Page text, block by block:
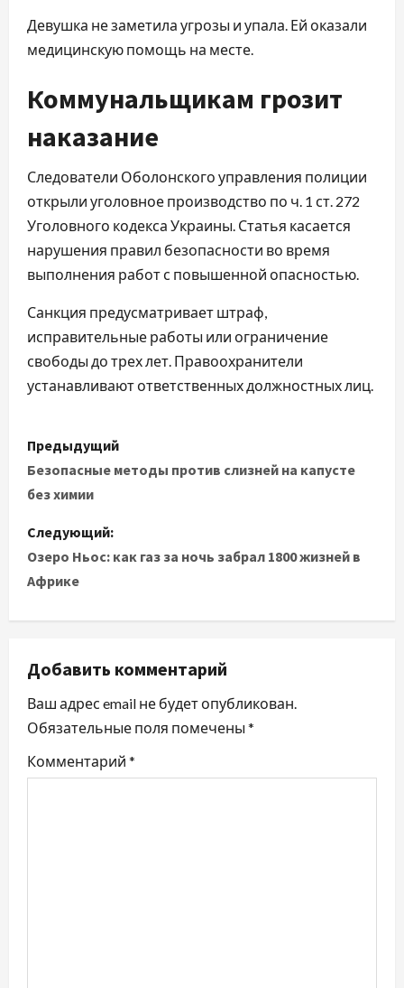
Девушка не заметила угрозы и упала. Ей оказали
медицинскую помощь на месте.
Коммунальщикам грозит
наказание
Следователи Оболонского управления полиции
открыли уголовное производство по ч. 1 ст. 272
Уголовного кодекса Украины. Статья касается
нарушения правил безопасности во время
выполнения работ с повышенной опасностью.
Санкция предусматривает штраф,
исправительные работы или ограничение
свободы до трех лет. Правоохранители
устанавливают ответственных должностных лиц.
Н
а
и
г
а
ц
и
я
п
Предыдущий
Безопасные методы против слизней на капусте
без химии
Следующий:
Озеро Ньос: как газ за ночь забрал 1800 жизней в
Африке
Добавить комментарий
Ваш адрес email не будет опубликован.
Обязательные поля помечены *
Комментарий *